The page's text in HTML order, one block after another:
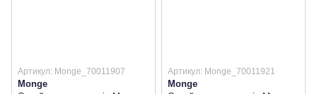
Артикул: Monge_70011907
Monge
Артикул: Monge_70011921
Monge